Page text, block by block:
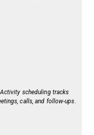
Activity scheduling tracks
calls, and follow-ups.